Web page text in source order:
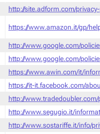
http://site.adform.com/
https://www.amazon.it/gp/
http://www.google.com/
http://www.google.com/
https://www.awin.com/it/
https://it-it.facebook.com/
http://www.tradedoubler.com/
http://www.segugio.it/
http://www.sostariffe.it/info/